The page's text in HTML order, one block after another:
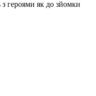
з героями як до зйомки